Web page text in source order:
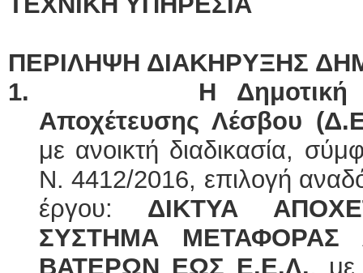
ΠΕΡΙΛΗΨΗ ΔΙΑΚΗΡΥΞΗΣ
1. Η Δημοτική
Αποχέτευσης Λέσβου
με ανοικτή διαδικασία,
Ν. 4412/2016, επιλογή
έργου: ΔΙΚΤΥΑ
ΣΥΣΤΗΜΑ ΜΕΤΑΦΟΡΑΣ
ΒΑΤΕΡΩΝ ΕΩΣ Ε.Ε.Λ., με